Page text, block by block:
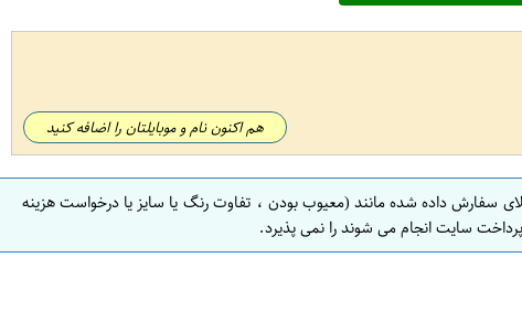
هم اکنون نام و موبایلتان را اضافه کنید
سفارش داده شده مانند (معیوب بودن ، تفاوت رنگ یا سایز یا درخواست هزینه
سایت انجام می شوند را نمی پذیرد.